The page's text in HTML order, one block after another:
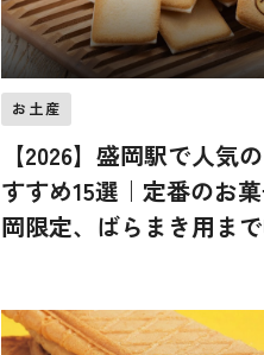
お土産
【2026】盛岡駅で人気
すすめ15選｜定番のお
岡限定、ばらまき用ま